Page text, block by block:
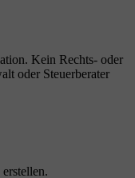
Kein Rechts- oder
oder Steuerberater